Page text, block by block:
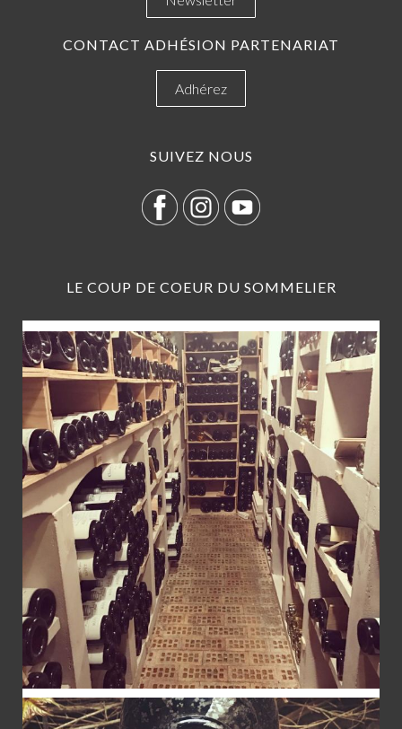
CONTACT ADHÉSION PARTENARIAT
Adhérez
SUIVEZ NOUS
LE COUP DE COEUR DU SOMMELIER